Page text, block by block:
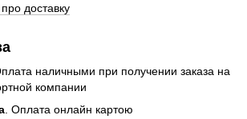
доставку
наличными при получении заказа на
компании
. Оплата онлайн картою